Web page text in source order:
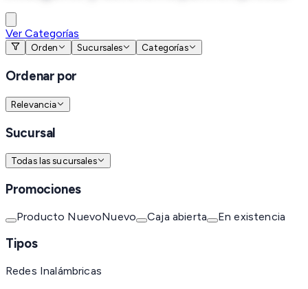
Ver Categorías
Orden Sucursales Categorías
Ordenar por
Relevancia
Sucursal
Todas las sucursales
Promociones
Producto NuevoNuevo Caja abierta En existencia
Tipos
Redes Inalámbricas